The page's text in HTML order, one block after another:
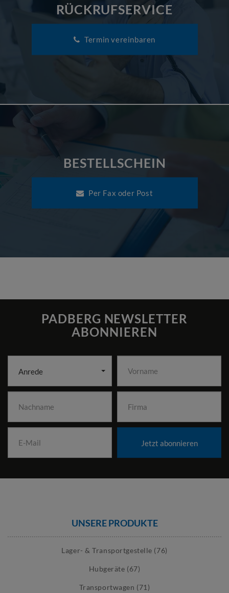
RÜCKRUFSERVICE
Termin vereinbaren
BESTELLSCHEIN
Per Fax oder Post
PADBERG NEWSLETTER
ABONNIEREN
Anrede
Jetzt abonnieren
UNSERE PRODUKTE
Lager- & Transportgestelle (76)
Hubgeräte (67)
Transportwagen (71)